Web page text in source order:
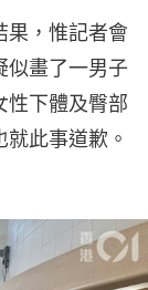
果，惟記者會
似畫了一男子
性下體及臀部
此事道歉。